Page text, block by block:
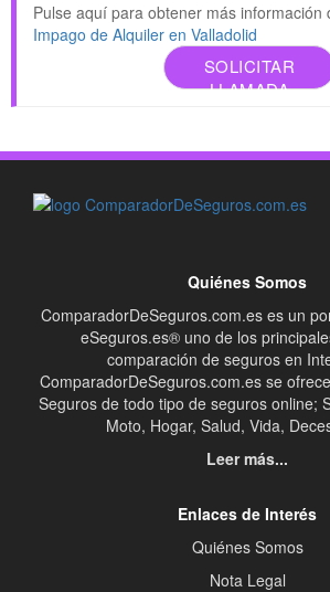
Pulse aquí para obtener más información
Impago de Alquiler en Valladolid
SOLICITAR
LLAMADA
Quiénes Somos
ComparadorDeSeguros.com.es es un
eSeguros.es® uno de los
comparación de seguros en
ComparadorDeSeguros.com.es se
Seguros de todo tipo de seguros online;
Moto, Hogar, Salud, Vida,
Leer más...
Enlaces de Interés
Quiénes Somos
Nota Legal